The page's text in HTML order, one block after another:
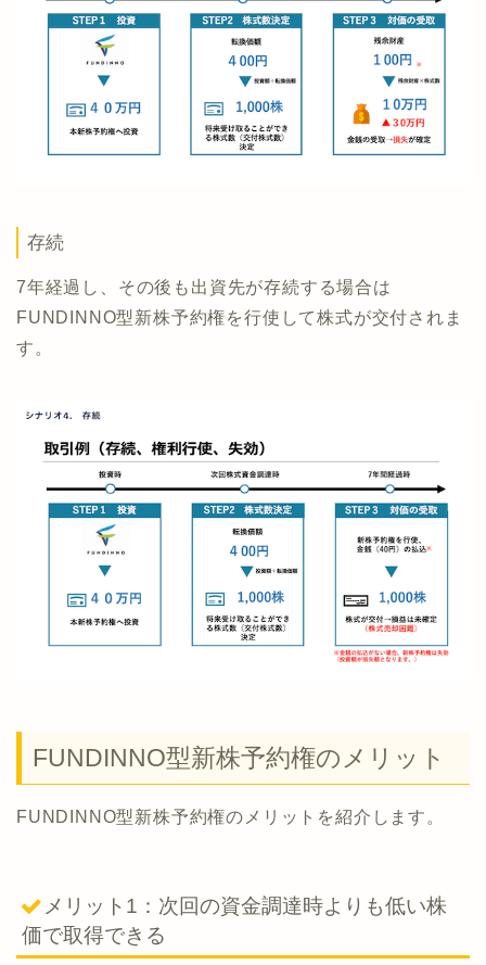
存続
7年経過し、その後も出資先が存続する場合は
FUNDINNO型新株予約権を行使して株式が交付されま
す。
FUNDINNO型新株予約権のメリット
FUNDINNO型新株予約権のメリットを紹介します。
メリット1：次回の資金調達時よりも低い株
価で取得できる